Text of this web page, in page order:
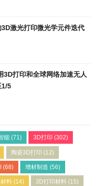
激光打印微光学元件迭代
打印和全球网络加速无人
1/5
能(71) 3D打印 (302)
陶瓷3D打印 (12)
(68) 增材制造 (56)
料(14) 3D打印材料 (15)